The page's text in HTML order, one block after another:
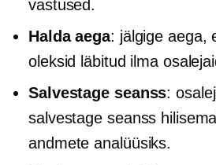
vastused.
Halda aega: jälgige aega,
oleksid läbitud ilma
Salvestage seanss:
salvestage seanss
andmete analüüsiks.